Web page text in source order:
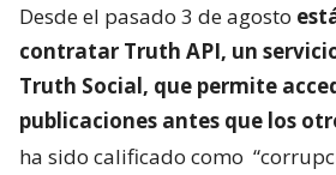
Desde el pasado 3 de agosto
contratar Truth API, un
Truth Social, que permite
publicaciones antes que los
ha sido calificado como